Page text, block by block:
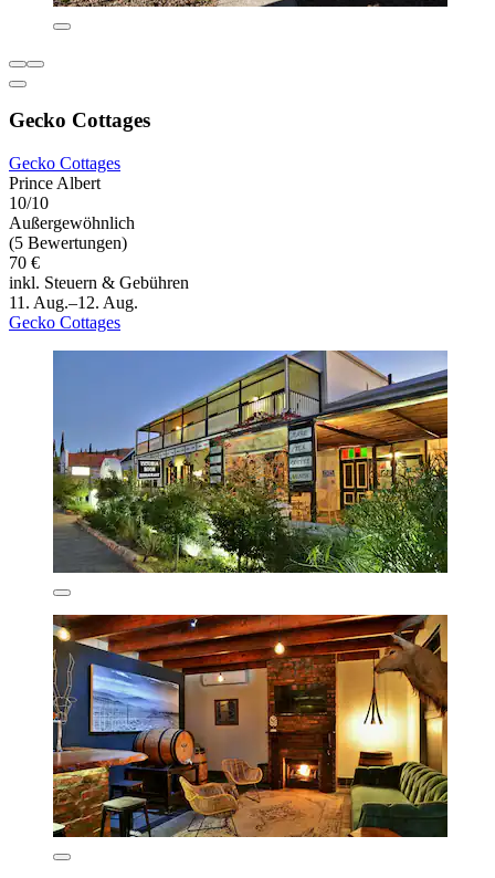
Gecko Cottages
Gecko Cottages
Prince Albert
10/10
Außergewöhnlich
(5 Bewertungen)
70 €
inkl. Steuern & Gebühren
11. Aug.–12. Aug.
Gecko Cottages